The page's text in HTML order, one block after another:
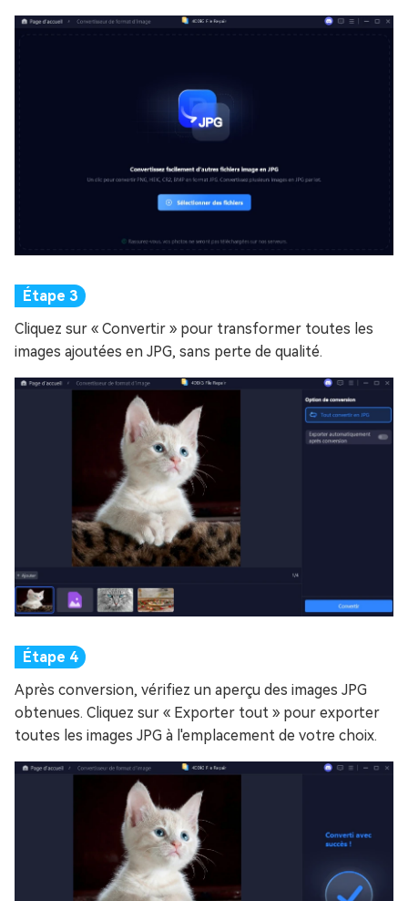
Cliquez sur « Convertir » pour transformer toutes les
images ajoutées en JPG, sans perte de qualité.
Après conversion, vérifiez un aperçu des images JPG
obtenues. Cliquez sur « Exporter tout » pour exporter
toutes les images JPG à l'emplacement de votre choix.